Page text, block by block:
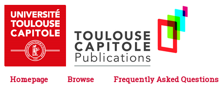
Homepage Browse
Frequently Asked Questions